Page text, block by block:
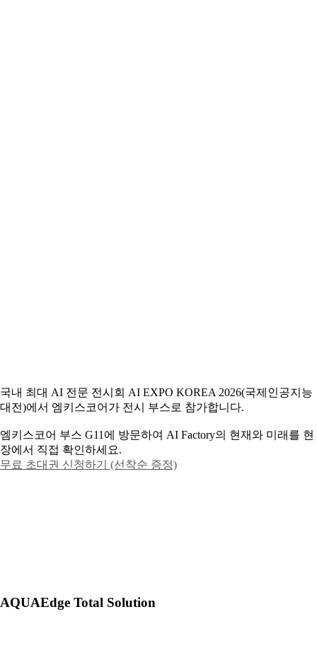
국내 최대 AI 전문 전시회 AI EXPO KOREA 2026(국제인공지능
대전)에서 엠키스코어가 전시 부스로 참가합니다.
엠키스코어 부스 G11에 방문하여 AI Factory의 현재와 미래를 현
장에서 직접 확인하세요.
무료 초대권 신청하기 (선착순 증정)
AQUAEdge Total Solution